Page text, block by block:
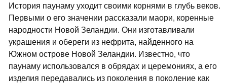
История паунаму уходит своими корнями в глубь веков.
Первыми о его значении рассказали маори, коренные
народности Новой Зеландии. Они изготавливали
украшения и обереги из нефрита, найденного на
Южном острове Новой Зеландии. Известно, что
паунаму использовался в обрядах и церемониях, а его
изделия передавались из поколения в поколение как